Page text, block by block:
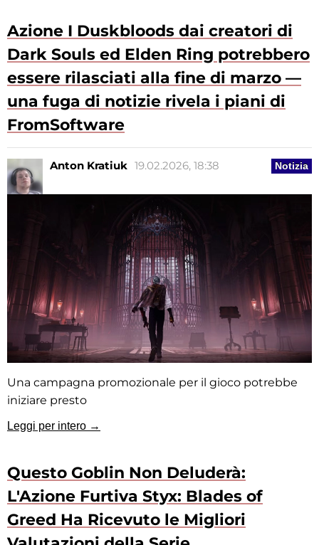
Azione I Duskbloods dai creatori di
Dark Souls ed Elden Ring potrebbero
essere rilasciati alla fine di marzo —
una fuga di notizie rivela i piani di
FromSoftware
Notizia
Anton Kratiuk 19.02.2026, 18:38
Una campagna promozionale per il gioco potrebbe
iniziare presto
Leggi per intero →
Questo Goblin Non Deluderà:
L'Azione Furtiva Styx: Blades of
Greed Ha Ricevuto le Migliori